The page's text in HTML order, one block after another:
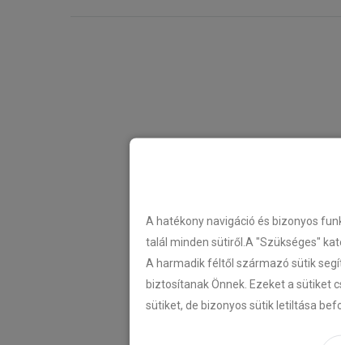
A hatékony navigáció és bizonyos
talál minden sütiről.A "Szükséges"
A harmadik féltől származó sütik
biztosítanak Önnek. Ezeket a sütiket
sütiket, de bizonyos sütik letiltása